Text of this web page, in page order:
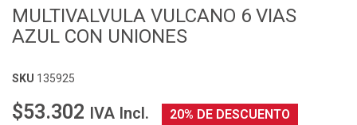
MULTIVALVULA VULCANO 6 VIAS
AZUL CON UNIONES
SKU 135925
$53.302 IVA Incl.
20% DE DESCUENTO